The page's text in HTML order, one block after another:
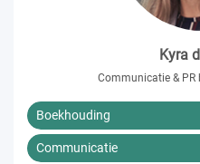
Kyra
Communicatie &
Boekhouding
Communicatie